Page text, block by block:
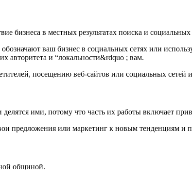
бизнеса в местных результатах поиска и социальных
ваш бизнес в социальных сетях или
авторитета и “локальности&rdquo ; вам.
посещению веб-сайтов или социальных сетей
ими, потому что часть их работы включает
предложения или маркетинг к новым тенденциям и
общиной.